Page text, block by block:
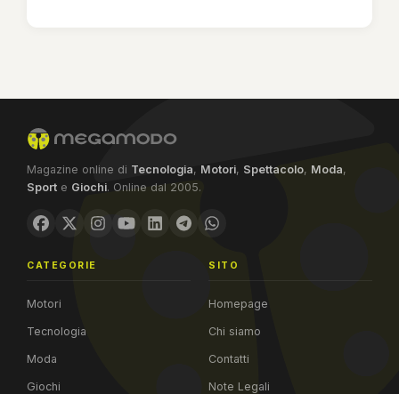
Magazine online di Tecnologia, Motori, Spettacolo, Moda,
Sport e Giochi. Online dal 2005.
CATEGORIE
Motori
Tecnologia
Moda
Giochi
SITO
Homepage
Chi siamo
Contatti
Note Legali